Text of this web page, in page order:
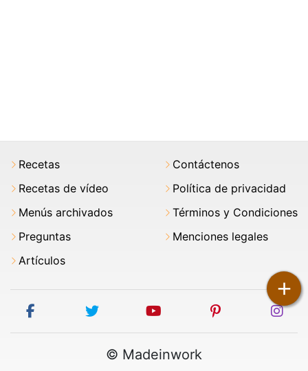
+
Recetas
Recetas de vídeo
Menús archivados
Preguntas
Artículos
Contáctenos
Política de privacidad
Términos y Condiciones
Menciones legales
facebook twitter youtube pinterest
© Madeinwork